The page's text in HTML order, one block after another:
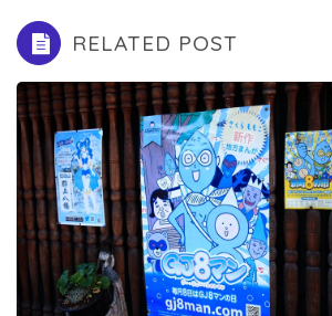
RELATED POST